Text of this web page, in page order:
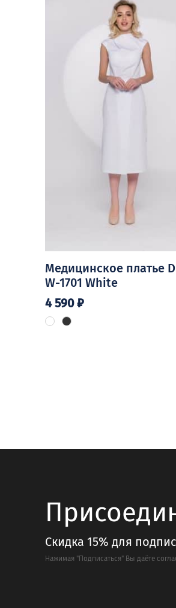
Медицинское платье
W-1701 White
4 590₽
Этот
странице
Скидка 15% для
Нажимая "Подписаться" Вы даёте